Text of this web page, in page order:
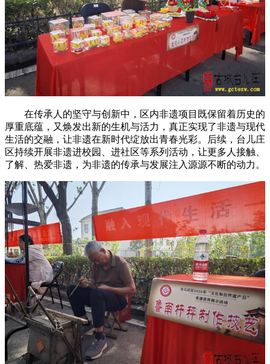
在传承人的坚守与创新中，区内非遗项目既保留着历史的
厚重底蕴，又焕发出新的生机与活力，真正实现了非遗与现代
生活的交融，让非遗在新时代绽放出青春光彩。后续，台儿庄
区持续开展非遗进校园、进社区等系列活动，让更多人接触、
了解、热爱非遗，为非遗的传承与发展注入源源不断的动力。